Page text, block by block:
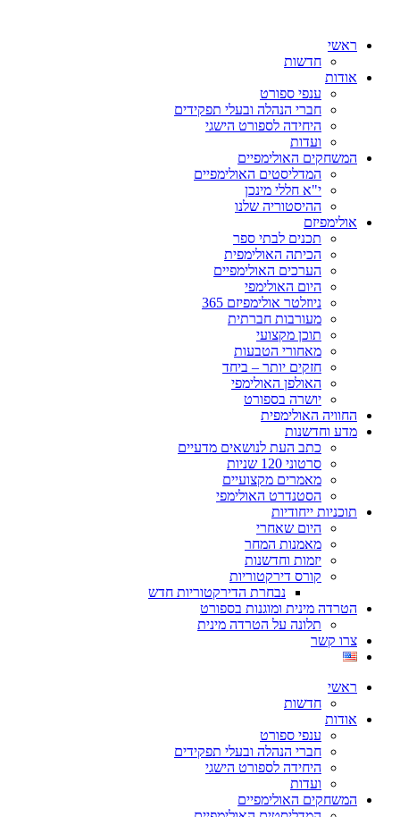
ראשי
חדשות
אודות
ענפי ספורט
חברי הנהלה ובעלי תפקידים
היחידה לספורט הישגי
ועדות
המשחקים האולימפיים
המדליסטים האולימפיים
י"א חללי מינכן
ההיסטוריה שלנו
אולימפיזם
תכנים לבתי ספר
הכיתה האולימפית
הערכים האולימפיים
היום האולימפי
ניוזלטר אולימפיזם 365
מעורבות חברתית
תוכן מקצועי
מאחורי הטבעות
חזקים יותר – ביחד
האולפן האולימפי
יושרה בספורט
החוויה האולימפית
מדע וחדשנות
כתב העת לנושאים מדעיים
סרטוני 120 שניות
מאמרים מקצועיים
הסטנדרט האולימפי
תוכניות ייחודיות
היום שאחרי
מאמנות המחר
יזמות וחדשנות
קורס דירקטוריות
נבחרת הדירקטוריות חדש
הטרדה מינית ומוגנות בספורט
תלונה על הטרדה מינית
צרו קשר
ראשי
חדשות
אודות
ענפי ספורט
חברי הנהלה ובעלי תפקידים
היחידה לספורט הישגי
ועדות
המשחקים האולימפיים